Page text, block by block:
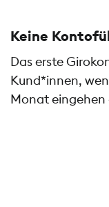
Keine
Das erste
Kund*innen,
Monat eingehen